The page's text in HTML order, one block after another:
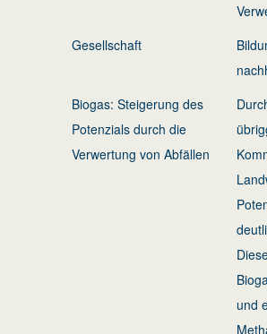
Gesellschaft
Biogas: Steigerung des
Potenzials durch die
Verwertung von Abfällen
und